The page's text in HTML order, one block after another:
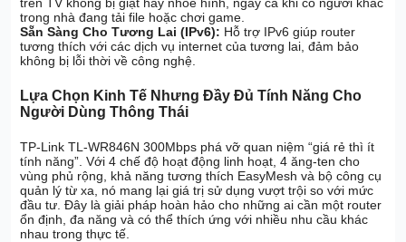
trên TV không bị giật hay nhòe hình, ngay cả khi có người khác
trong nhà đang tải file hoặc chơi game.
Sẵn Sàng Cho Tương Lai (IPv6): Hỗ trợ IPv6 giúp router
tương thích với các dịch vụ internet của tương lai, đảm bảo
không bị lỗi thời về công nghệ.
Lựa Chọn Kinh Tế Nhưng Đầy Đủ Tính Năng Cho
Người Dùng Thông Thái
TP-Link TL-WR846N 300Mbps phá vỡ quan niệm “giá rẻ thì ít
tính năng”. Với 4 chế độ hoạt động linh hoạt, 4 ăng-ten cho
vùng phủ rộng, khả năng tương thích EasyMesh và bộ công cụ
quản lý từ xa, nó mang lại giá trị sử dụng vượt trội so với mức
đầu tư. Đây là giải pháp hoàn hảo cho những ai cần một router
ổn định, đa năng và có thể thích ứng với nhiều nhu cầu khác
nhau trong thực tế.